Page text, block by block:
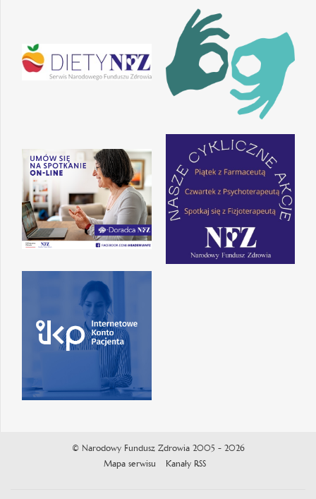
© Narodowy Fundusz Zdrowia 2005 - 2026
Mapa serwisu
Kanały RSS